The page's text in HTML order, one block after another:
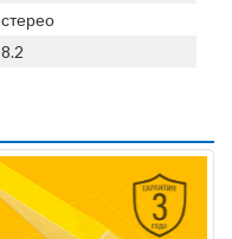
стерео
8.2